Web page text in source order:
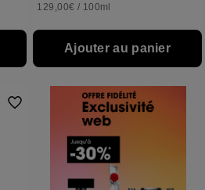
129,00€ / 100ml
Ajouter au panier